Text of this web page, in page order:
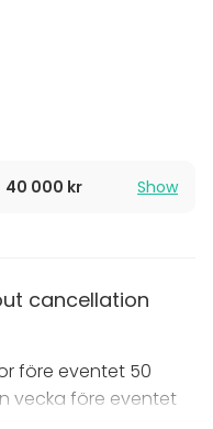
40 000 kr Show
cancellation
före eventet 50
vecka före eventet